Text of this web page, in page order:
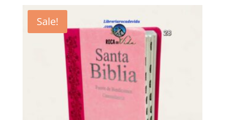
Sale!